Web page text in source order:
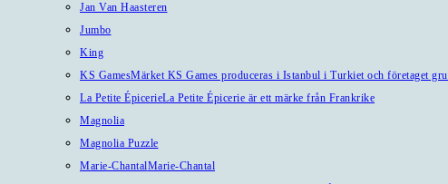
Jan Van Haasteren
Jumbo
King
KS GamesMärket KS Games produceras i Istanbul i Turkiet och företaget
La Petite ÉpicerieLa Petite Épicerie är ett märke från Frankrike
Magnolia
Magnolia Puzzle
Marie-ChantalMarie-Chantal